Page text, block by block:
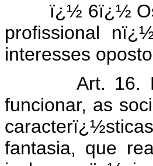
ï¿½ 6ï¿½ Os
profissional
interesses
Art. 16.
funcionar, as
fantasia, que